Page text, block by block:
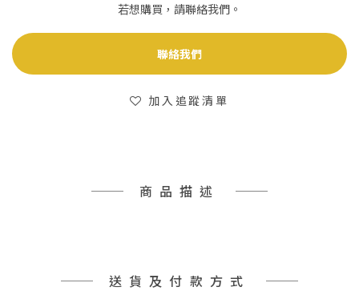
若想購買，請聯絡我們。
聯絡我們
加入追蹤清單
商品描述
送貨及付款方式